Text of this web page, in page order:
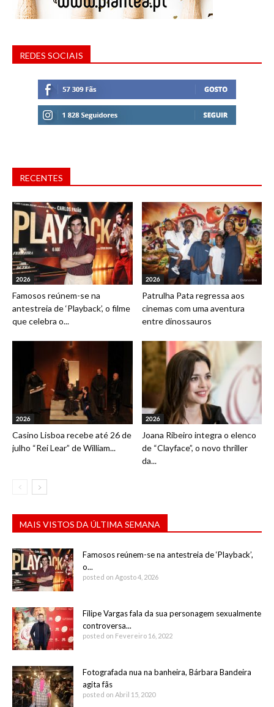
REDES SOCIAIS
RECENTES
2026
Famosos reúnem-se na
antestreia de ‘Playback’, o filme
que celebra o...
2026
Patrulha Pata regressa aos
cinemas com uma aventura
entre dinossauros
2026
Casino Lisboa recebe até 26 de
julho “Rei Lear” de William...
2026
Joana Ribeiro integra o elenco
de “Clayface”, o novo thriller
da...
MAIS VISTOS DA ÚLTIMA SEMANA
Famosos reúnem-se na antestreia de ‘Playback’,
o...
posted on Agosto 4, 2026
Filipe Vargas fala da sua personagem sexualmente
controversa...
posted on Fevereiro 16, 2022
Fotografada nua na banheira, Bárbara Bandeira
agita fãs
posted on Abril 15, 2020